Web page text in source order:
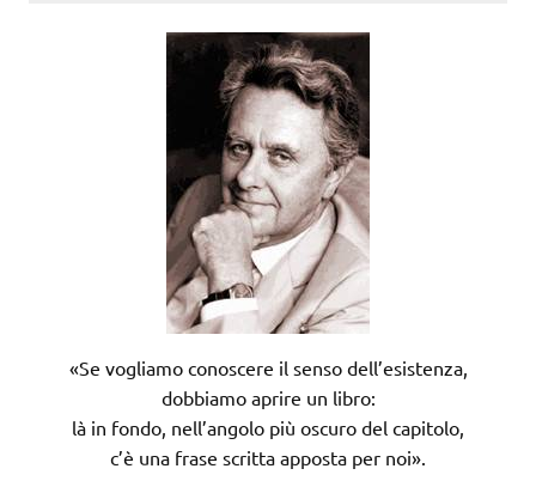
«Se vogliamo conoscere il senso dell’esistenza,
dobbiamo aprire un libro:
là in fondo, nell’angolo più oscuro del capitolo,
c’è una frase scritta apposta per noi».